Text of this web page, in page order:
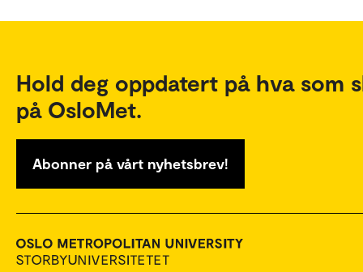
Hold deg oppdatert på hva som
på OsloMet.
Abonner på vårt nyhetsbrev!